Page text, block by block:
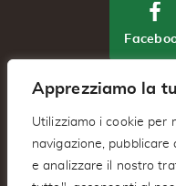
Apprezziamo la
Utilizziamo i cookie per
navigazione,
e analizzare il nostro
Fai Cisl